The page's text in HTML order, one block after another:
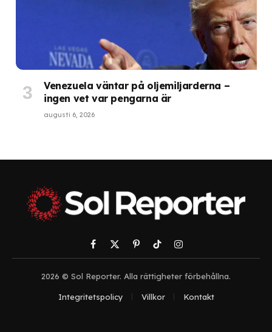
Venezuela väntar på oljemiljarderna –
ingen vet var pengarna är
augusti 6, 2026
Facebook
X
(Twitter)
PinterestTikTokInstagram
2026 © Sol Reporter. Alla rättigheter förbehållna.
Integritetspolicy Villkor Kontakt